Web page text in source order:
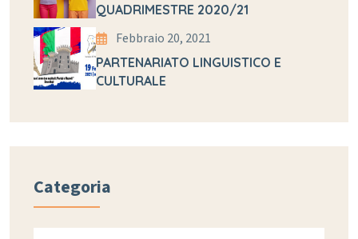
QUADRIMESTRE 2020/21
Febbraio 20, 2021
PARTENARIATO LINGUISTICO E
CULTURALE
Categoria